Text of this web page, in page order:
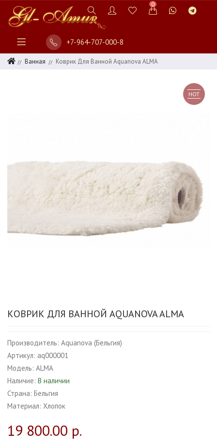
0
+7-964-707-000-8
Ванная Коврик Для Ванной Aquanova ALMA
HOT
КОВРИК ДЛЯ ВАННОЙ AQUANOVA ALMA
Производитель: Aquanova (Бельгия)
Артикул: aq000001
Модель: ALMA
Наличие: В наличии
Страна: Бельгия
Материал: Хлопок
19 800.00 р.